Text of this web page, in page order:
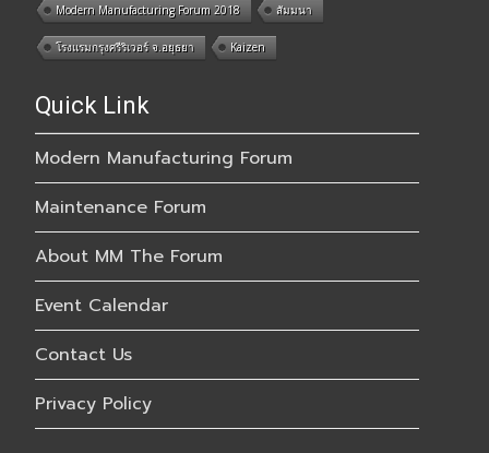
Modern Manufacturing Forum 2018 สัมมนา
โรงแรมกรุงศรีริเวอร์ จ.อยุธยา Kaizen
Quick Link
Modern Manufacturing Forum
Maintenance Forum
About MM The Forum
Event Calendar
Contact Us
Privacy Policy